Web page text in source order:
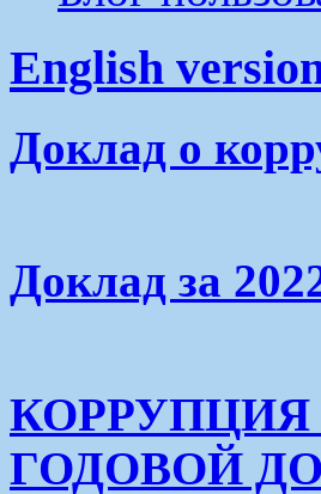
English
Доклад о
Доклад за
ГОДОВОЙ